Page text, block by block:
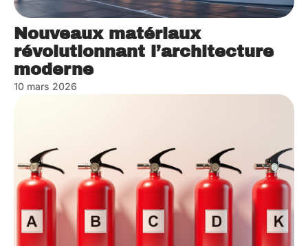
Nouveaux matériaux
révolutionnant l’architecture
moderne
10 mars 2026